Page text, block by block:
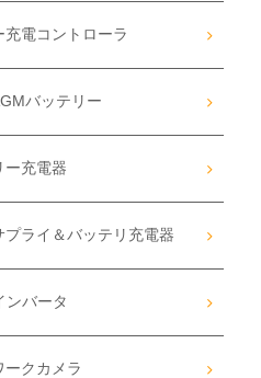
充電コントローラ
バッテリー
ー充電器
プライ＆バッテリ充電器
ンバータ
ークカメラ